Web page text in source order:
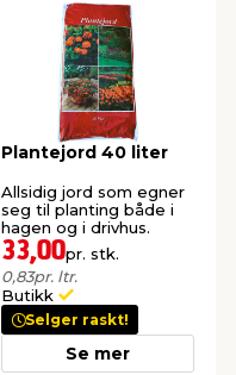
Plantejord 40 liter
Allsidig jord som egner
seg til planting både i
hagen og i drivhus.
33,00pr. stk.
0,83pr. ltr.
Butikk
Selger raskt!
Se mer